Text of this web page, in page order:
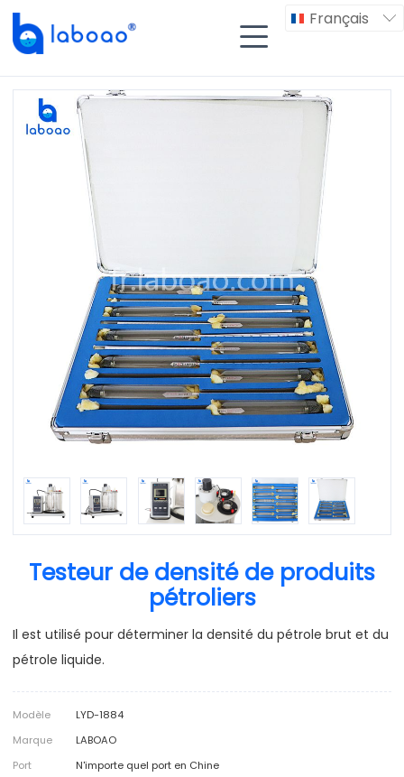
Français 

Testeur de densité de produits
pétroliers
Il est utilisé pour déterminer la densité du pétrole brut et du
pétrole liquide.
Modèle
LYD-1884
Marque
LABOAO
Port
N'importe quel port en Chine